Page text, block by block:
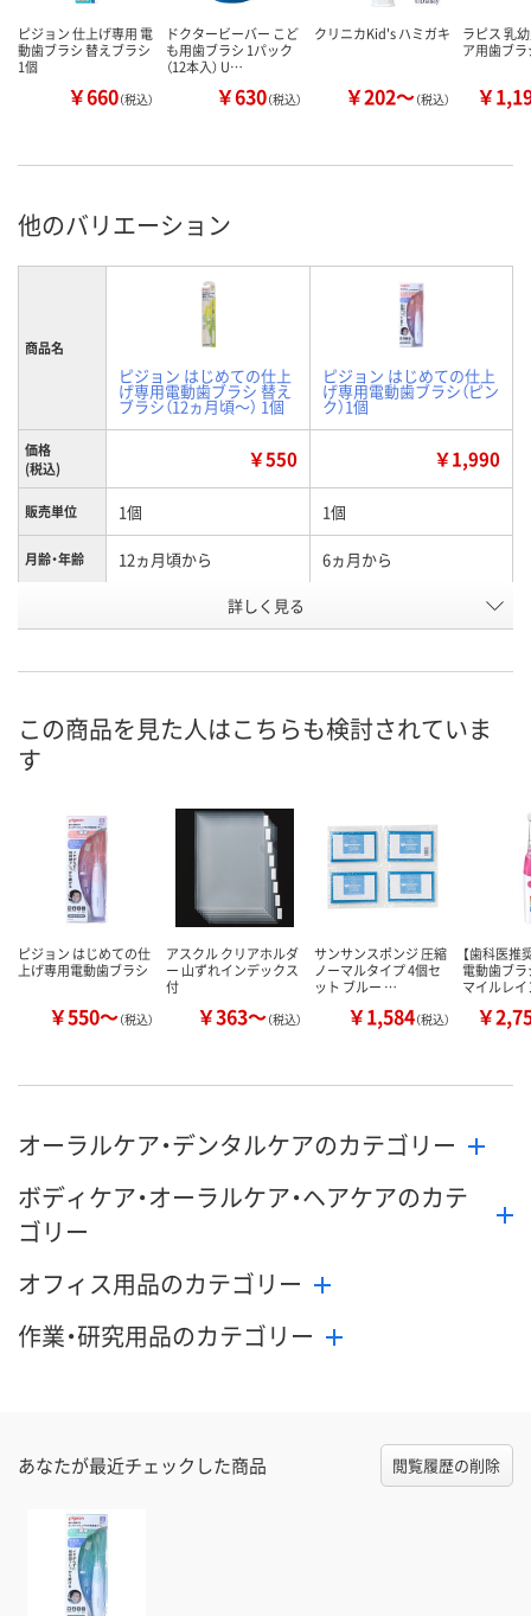
ピジョン 仕上げ専用 電
動歯ブラシ 替えブラシ
1個
￥660（税込）
ドクタービーバー こど
も用歯ブラシ 1パック
（12本入） U…
￥630（税込）
クリニカKid's ハミガキ
￥202～（税込）
ラピス 乳
ア用歯ブラ
￥
他のバリエーション
商品名
ピジョン はじめての仕上
げ専用電動歯ブラシ 替え
ブラシ（12ヵ月頃～） 1個
ピジョン はじめての仕上
げ専用電動歯ブラシ（ピン
ク）1個
価格
(税込)
￥550 ￥1,990
販売単位 1個 1個
月齢・年齢 12ヵ月頃から 6ヵ月から
お届け日
現在ご注文いただけませ
ん
詳しく見る
この商品を見た人はこちらも検討されていま
す
ピジョン はじめての仕
上げ専用電動歯ブラシ
￥550～（税込）
アスクル クリアホルダ
ー 山ずれインデックス
付
￥363～（税込）
サンサンスポンジ 圧縮
ノーマルタイプ 4個セ
ット ブルー …
￥1,584（税込）
【歯科医推
電動歯ブ
マイルレ
￥
オーラルケア・デンタルケアのカテゴリー
ボディケア・オーラルケア・ヘアケアのカテ
ゴリー
オフィス用品のカテゴリー
作業・研究用品のカテゴリー
あなたが最近チェックした商品 閲覧履歴の削除